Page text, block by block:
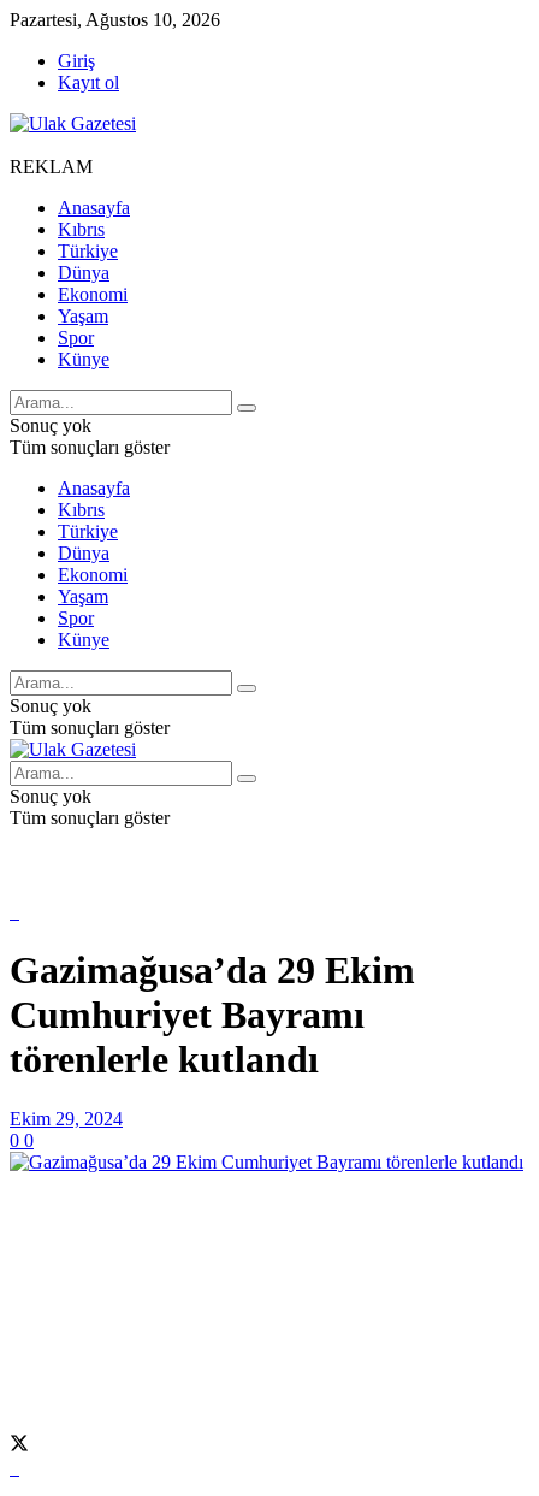
Pazartesi, Ağustos 10, 2026
Giriş
Kayıt ol
REKLAM
Anasayfa
Kıbrıs
Türkiye
Dünya
Ekonomi
Yaşam
Spor
Künye
Sonuç yok
Tüm sonuçları göster
Anasayfa
Kıbrıs
Türkiye
Dünya
Ekonomi
Yaşam
Spor
Künye
Sonuç yok
Tüm sonuçları göster
Sonuç yok
Tüm sonuçları göster
Gazimağusa’da 29 Ekim
Cumhuriyet Bayramı
törenlerle kutlandı
Ekim 29, 2024
0 0